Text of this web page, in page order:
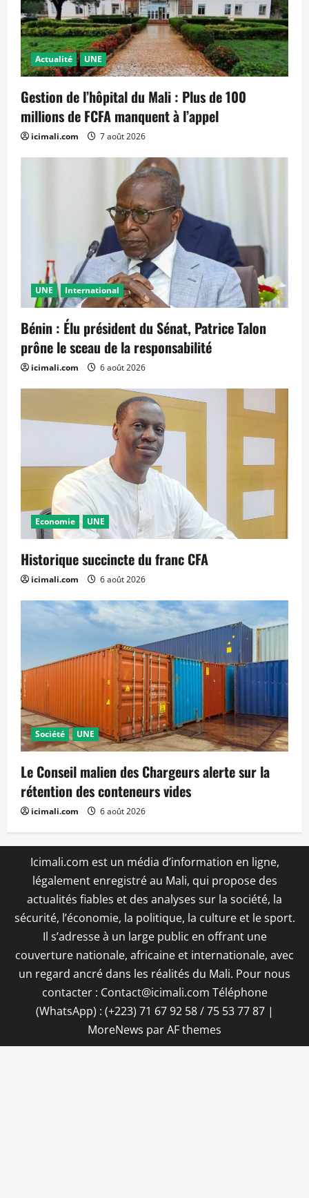
Actualité UNE
Gestion de l’hôpital du Mali : Plus de 100
millions de FCFA manquent à l’appel
icimali.com 7 août 2026
UNE International
Bénin : Élu président du Sénat, Patrice Talon
prône le sceau de la responsabilité
icimali.com 6 août 2026
Economie UNE
Historique succincte du franc CFA
icimali.com 6 août 2026
Société UNE
Le Conseil malien des Chargeurs alerte sur la
rétention des conteneurs vides
icimali.com 6 août 2026
Icimali.com est un média d’information en ligne,
légalement enregistré au Mali, qui propose des
actualités fiables et des analyses sur la société, la
sécurité, l’économie, la politique, la culture et le sport.
Il s’adresse à un large public en offrant une
couverture nationale, africaine et internationale, avec
un regard ancré dans les réalités du Mali. Pour nous
contacter : Contact@icimali.com Téléphone
(WhatsApp) : (+223) 71 67 92 58 / 75 53 77 87 |
MoreNews par AF themes